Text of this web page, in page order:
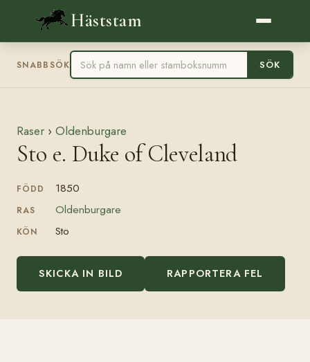
Häststam
SNABBSÖK SÖK
Raser › Oldenburgare
Sto e. Duke of Cleveland
FÖDD 1850
RAS Oldenburgare
KÖN Sto
SKICKA IN BILD RAPPORTERA FEL